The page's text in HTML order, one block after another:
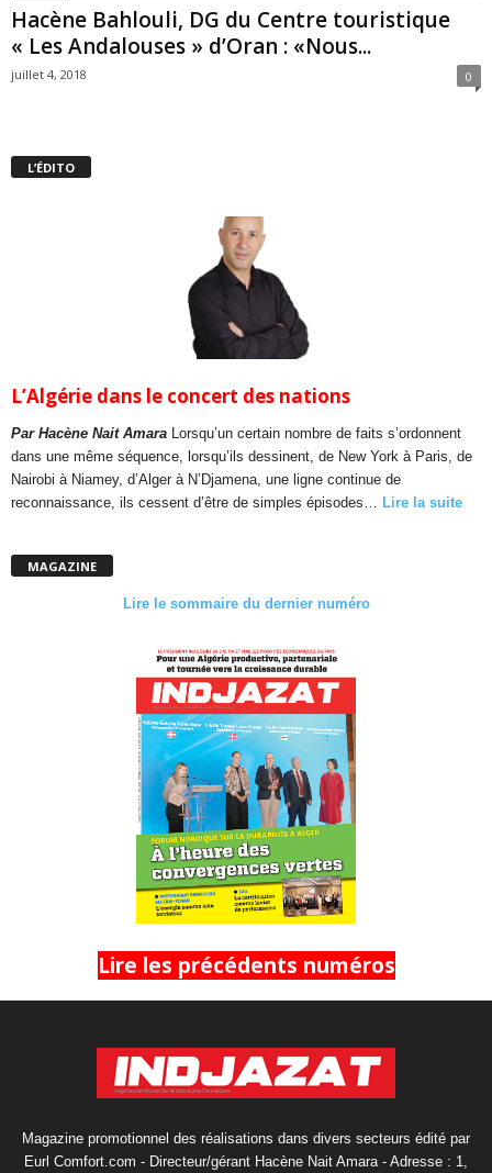
Hacène Bahlouli, DG du Centre touristique
« Les Andalouses » d’Oran : «Nous...
juillet 4, 2018 0
L’ÉDITO
L’Algérie dans le concert des nations
Par Hacène Nait Amara Lorsqu’un certain nombre de faits s’ordonnent
dans une même séquence, lorsqu’ils dessinent, de New York à Paris, de
Nairobi à Niamey, d’Alger à N’Djamena, une ligne continue de
reconnaissance, ils cessent d’être de simples épisodes… Lire la suite
MAGAZINE
Lire le sommaire du dernier numéro
Lire les précédents numéros
Magazine promotionnel des réalisations dans divers secteurs édité par
Eurl Comfort.com - Directeur/gérant Hacène Nait Amara - Adresse : 1,